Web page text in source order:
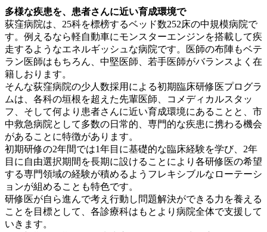
多様な疾患を、患者さんに近い育成環境で
荻窪病院は、25科を標榜するベッド数252床の中規模病院で
す。例えるなら軽自動車にモンスターエンジンを搭載して疾
走するようなエネルギッシュな病院です。医師の布陣もベテ
ラン医師はもちろん、中堅医師、若手医師がバランスよく在
籍しおります。
そんな荻窪病院の少人数採用による初期臨床研修医プログラ
ムは、各科の垣根を超えた先輩医師、コメディカルスタッ
フ、そして何より患者さんに近い育成環境にあることと、市
中救急病院として多数の日常的、専門的な疾患に携わる機会
があることに特徴があります。
初期研修の2年間では1年目に基礎的な臨床経験を学び、2年
目に自由選択期間を長期に設けることにより各研修医の希望
する専門領域の経験が積めるようフレキシブルなローテーシ
ョンが組めることも特色です。
研修医が自ら進んで考え行動し問題解決ができる力を養える
ことを目標として、各診療科はもとより病院全体で支援して
いきます。